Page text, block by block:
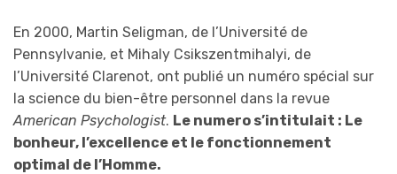
En 2000, Martin Seligman, de l’Université de
Pennsylvanie, et Mihaly Csikszentmihalyi, de
l’Université Clarenot, ont publié un numéro spécial sur
la science du bien-être personnel dans la revue
American Psychologist. Le numero s’intitulait : Le
bonheur, l’excellence et le fonctionnement
optimal de l’Homme.